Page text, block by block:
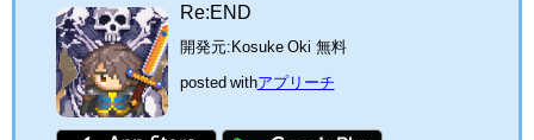
Re:END
開発元: Kosuke Oki 無料
posted withアプリーチ